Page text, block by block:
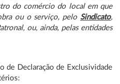
do comércio do local em que
ou o serviço, pelo Sindicato,
ou, ainda, pelas entidades
de Declaração de Exclusividade